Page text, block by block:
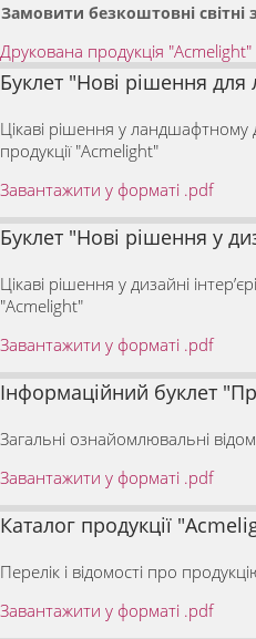
Замовити безкоштовні світні
Друкована продукція "Acmelight"
Буклет "Нові рішення
Цікаві рішення у ландшафтному
продукції "Acmelight"
Завантажити у форматі .pdf
Буклет "Нові рішення у
Цікаві рішення у дизайні
"Acmelight"
Завантажити у форматі .pdf
Інформаційний буклет
Загальні ознайомлювальні
Завантажити у форматі .pdf
Каталог продукції
Перелік і відомості про
Завантажити у форматі .pdf